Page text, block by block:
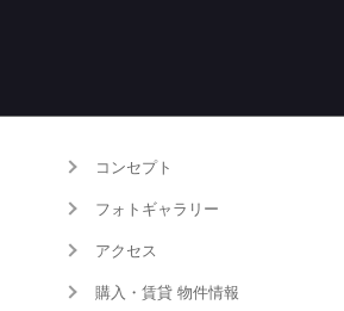
コンセプト
フォトギャラリー
アクセス
購入・賃貸 物件情報